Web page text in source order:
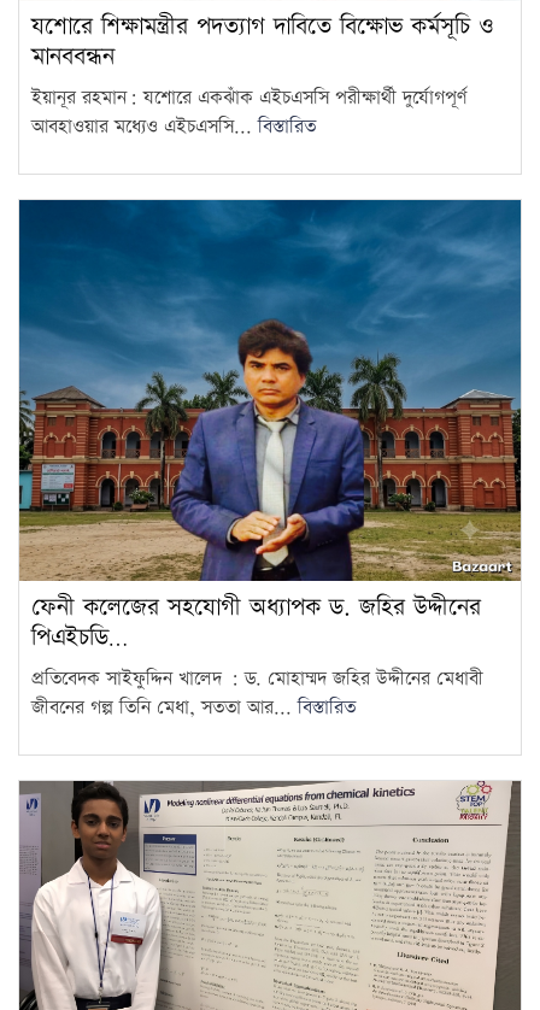
যশোরে শিক্ষামন্ত্রীর পদত্যাগ দাবিতে বিক্ষোভ কর্মসূচি ও
মানববন্ধন
ইয়ানূর রহমান: যশোরে একঝাঁক এইচএসসি পরীক্ষার্থী দুর্যোগপূর্ণ
আবহাওয়ার মধ্যেও এইচএসসি...বিস্তারিত
ফেনী কলেজের সহযোগী অধ্যাপক ড. জহির উদ্দীনের
পিএইচডি…
প্রতিবেদক সাইফুদ্দিন খালেদ : ড. মোহাম্মদ জহির উদ্দীনের মেধাবী
জীবনের গল্প তিনি মেধা, সততা আর...বিস্তারিত